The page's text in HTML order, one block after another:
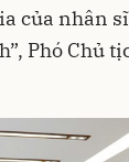
của nhân
Phó Chủ